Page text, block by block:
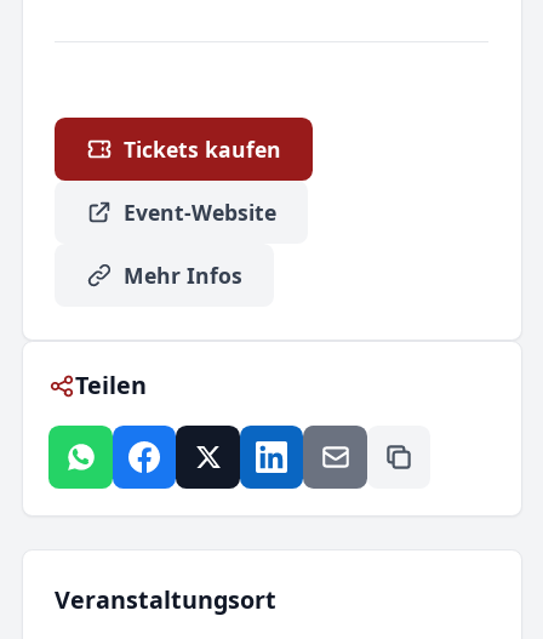
Tickets kaufen
Event-Website
Mehr Infos
Teilen
Veranstaltungsort